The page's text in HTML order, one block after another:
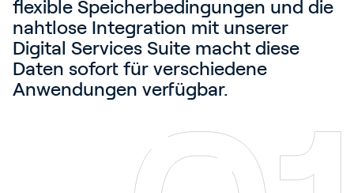
Deutsch
flexible Speicherbedingungen und die
nahtlose Integration mit unserer
Digital Services Suite macht diese
Daten sofort für verschiedene
Anwendungen verfügbar.